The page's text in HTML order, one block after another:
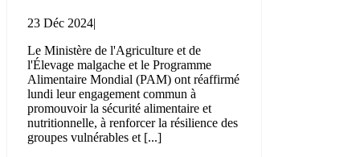
23 Déc 2024|
Le Ministère de l'Agriculture et de
l'Élevage malgache et le Programme
Alimentaire Mondial (PAM) ont réaffirmé
lundi leur engagement commun à
promouvoir la sécurité alimentaire et
nutritionnelle, à renforcer la résilience des
groupes vulnérables et [...]